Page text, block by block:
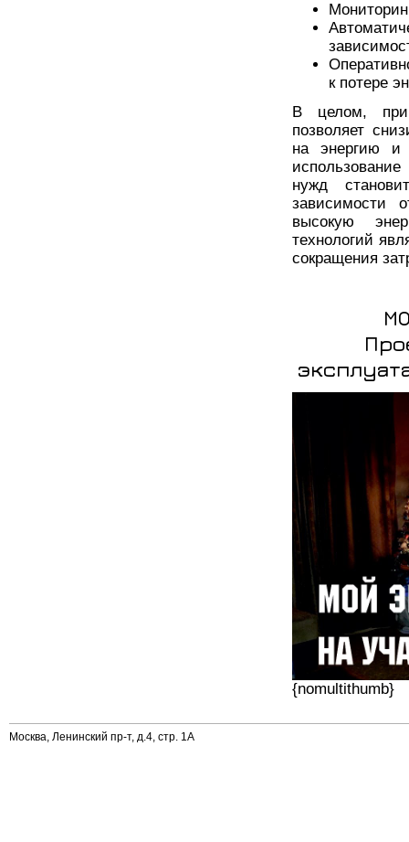
к потере
В целом,
позволяет
на энергию и
нужд
зависимости
высокую
технологий
сокращения
{nomultithumb}
Москва, Ленинский пр-т, д.4, стр. 1А